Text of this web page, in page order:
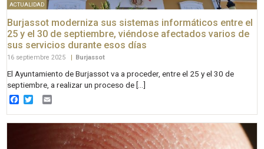
ACTUALIDAD
Burjassot moderniza sus sistemas informáticos entre el
25 y el 30 de septiembre, viéndose afectados varios de
sus servicios durante esos días
16 septiembre 2025 | Burjassot
El Ayuntamiento de Burjassot va a proceder, entre el 25 y el 30 de
septiembre, a realizar un proceso de […]
Facebook
Twitter